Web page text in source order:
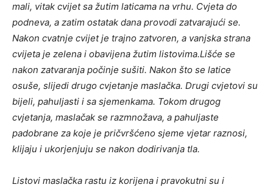
mali, vitak cvijet sa žutim laticama na vrhu. Cvjeta do
podneva, a zatim ostatak dana provodi zatvarajući se.
Nakon cvatnje cvijet je trajno zatvoren, a vanjska strana
cvijeta je zelena i obavijena žutim listovima.Lišće se
nakon zatvaranja počinje sušiti. Nakon što se latice
osuše, slijedi drugo cvjetanje maslačka. Drugi cvjetovi su
bijeli, pahuljasti i sa sjemenkama. Tokom drugog
cvjetanja, maslačak se razmnožava, a pahuljaste
padobrane za koje je pričvršćeno sjeme vjetar raznosi,
klijaju i ukorjenjuju se nakon dodirivanja tla.
Listovi maslačka rastu iz korijena i pravokutni su i